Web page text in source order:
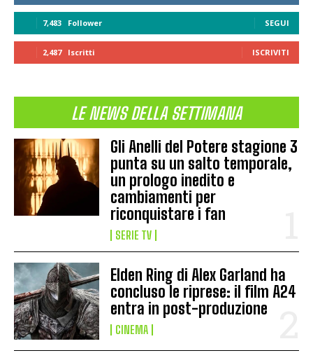
7,483 Follower SEGUI
2,487 Iscritti ISCRIVITI
LE NEWS DELLA SETTIMANA
Gli Anelli del Potere stagione 3
punta su un salto temporale,
un prologo inedito e
cambiamenti per
riconquistare i fan
SERIE TV
Elden Ring di Alex Garland ha
concluso le riprese: il film A24
entra in post-produzione
CINEMA